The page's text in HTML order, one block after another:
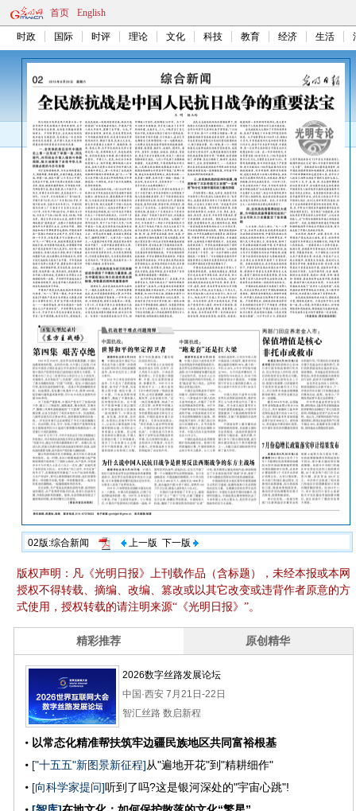
首页 English
时政 国际 时评 理论 文化 科技 教育 经济 生活
02版:综合新闻 上一版 下一版
版权声明：凡《光明日报》上刊载作品（含标题），未经本报或本网
授权不得转载、摘编、改编、篡改或以其它改变或违背作者原意的方
式使用，授权转载的请注明来源“《光明日报》”。